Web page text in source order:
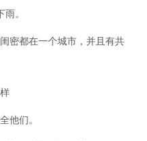
。
密都在一个城市，并且有共
他们。